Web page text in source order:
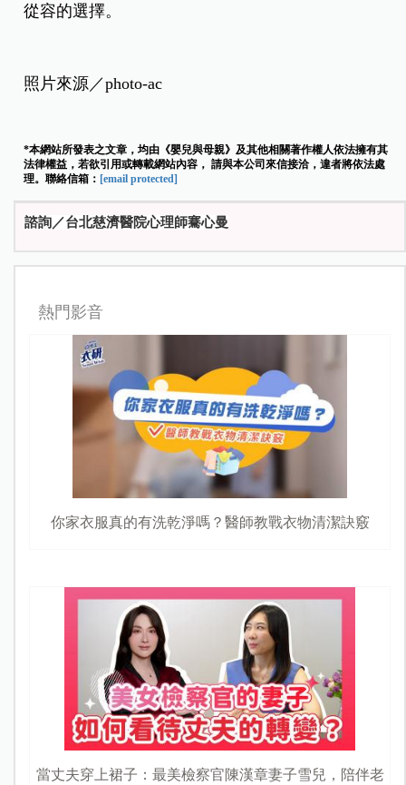
從容的選擇。
照片來源／photo-ac
*本網站所發表之文章，均由《嬰兒與母親》及其他相關著作權人依法擁有其
法律權益，若欲引用或轉載網站內容， 請與本公司來信接洽，違者將依法處
理。聯絡信箱： [email protected]
諮詢／台北慈濟醫院心理師騫心曼
熱門影音
你家衣服真的有洗乾淨嗎？醫師教戰衣物清潔訣竅
當丈夫穿上裙子：最美檢察官陳漢章妻子雪兒，陪伴老